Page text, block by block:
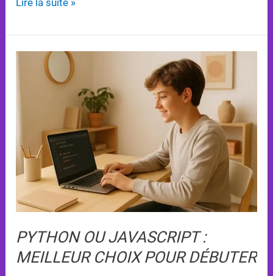
Lire la suite »
PYTHON OU JAVASCRIPT :
MEILLEUR CHOIX POUR DÉBUTER
Python
Meilleur
Choix
Pour
Débuter